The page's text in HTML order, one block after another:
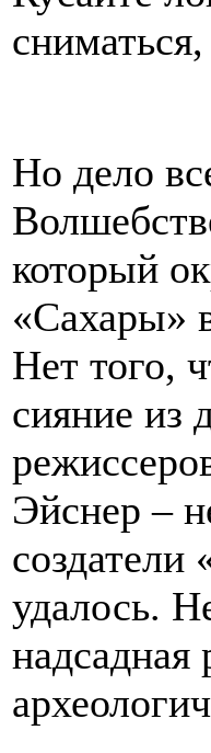
Но дело
который
«Сахары»
Нет того,
сияние из
Эйснер –
создатели
удалось.
надсадная